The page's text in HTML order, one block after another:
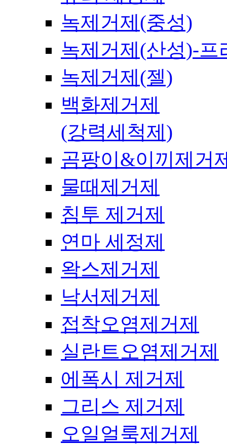
녹제거제(중성)
녹제거제(산성)-프
녹제거제(젤)
백화제거제
(강력세척제)
곰팡이&이끼제거
물때제거제
침투 제거제
연마 세정제
왁스제거제
낙서제거제
접착오염제거제
실란트오염제거제
에폭시 제거제
그리스 제거제
오일얼룩제거제